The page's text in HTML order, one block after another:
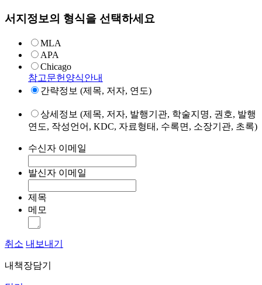
서지정보의 형식을 선택하세요
MLA
APA
Chicago
참고문헌양식안내
간략정보 (제목, 저자, 연도)
상세정보 (제목, 저자, 발행기관, 학술지명, 권호, 발행
연도, 작성언어, KDC, 자료형태, 수록면, 소장기관, 초록)
수신자 이메일
발신자 이메일
제목
메모
취소 내보내기
내책장담기